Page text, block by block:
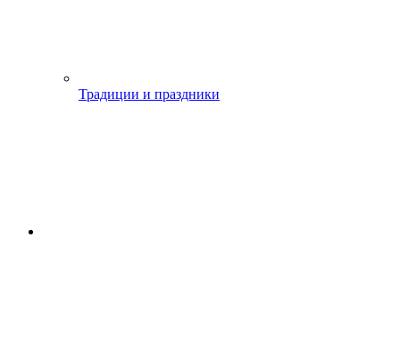
Традиции и праздники